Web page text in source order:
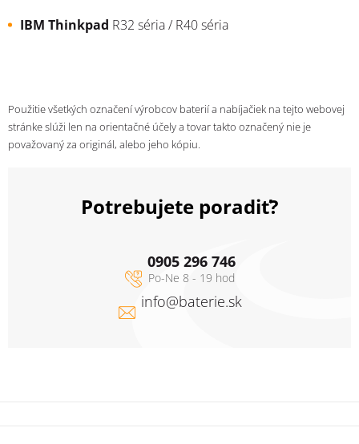
IBM Thinkpad R32 séria / R40 séria
Použitie všetkých označení výrobcov baterií a nabíjačiek na tejto webovej
stránke slúži len na orientačné účely a tovar takto označený nie je
považovaný za originál, alebo jeho kópiu.
Potrebujete poradiť?
info@baterie.sk
0905 296 746